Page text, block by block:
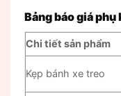
Bảng báo giá
Chi tiết sản phẩm
Kẹp bánh xe treo